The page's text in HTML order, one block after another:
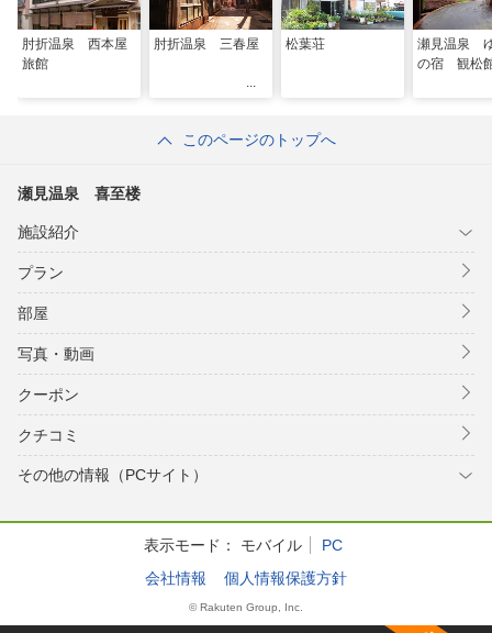
肘折温泉 西本屋
旅館
肘折温泉 三春屋 松葉荘
瀬見温泉
の宿 観松
このページのトップへ
瀬見温泉 喜至楼
施設紹介
プラン
部屋
写真・動画
クーポン
クチコミ
その他の情報（PCサイト）
表示モード： モバイル
PC
会社情報
個人情報保護方針
© Rakuten Group, Inc.